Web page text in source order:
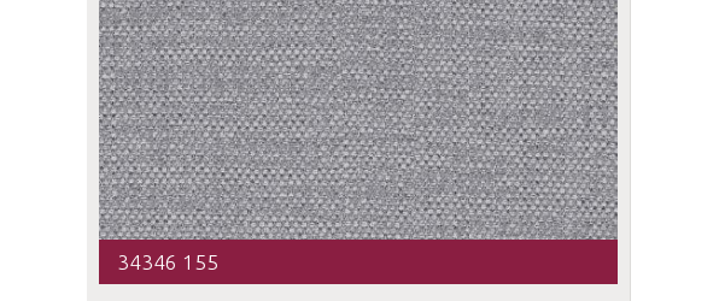
34346 155